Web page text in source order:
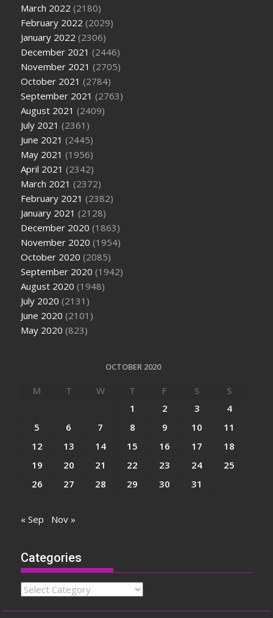
March 2022 (2180)
February 2022 (2029)
January 2022 (2306)
December 2021 (2446)
November 2021 (2705)
October 2021 (2784)
September 2021 (2763)
August 2021 (2409)
July 2021 (2361)
June 2021 (2445)
May 2021 (1956)
April 2021 (2342)
March 2021 (2372)
February 2021 (2382)
January 2021 (2128)
December 2020 (1863)
November 2020 (1954)
October 2020 (2085)
September 2020 (1942)
August 2020 (1948)
July 2020 (2131)
June 2020 (2101)
May 2020 (823)
OCTOBER 2020
M T W T F S
S
1
2 3
4
5
6 7 8 9 10
11
12
13 14 15 16 17
18
19
20 21 22 23 24
25
26
27 28 29 30 31
« Sep Nov »
Categories
Categories